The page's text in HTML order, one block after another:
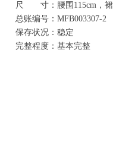
尺 寸： 腰围115cm，
总账编号： MFB003307-2
保存状况： 稳定
完整程度： 基本完整